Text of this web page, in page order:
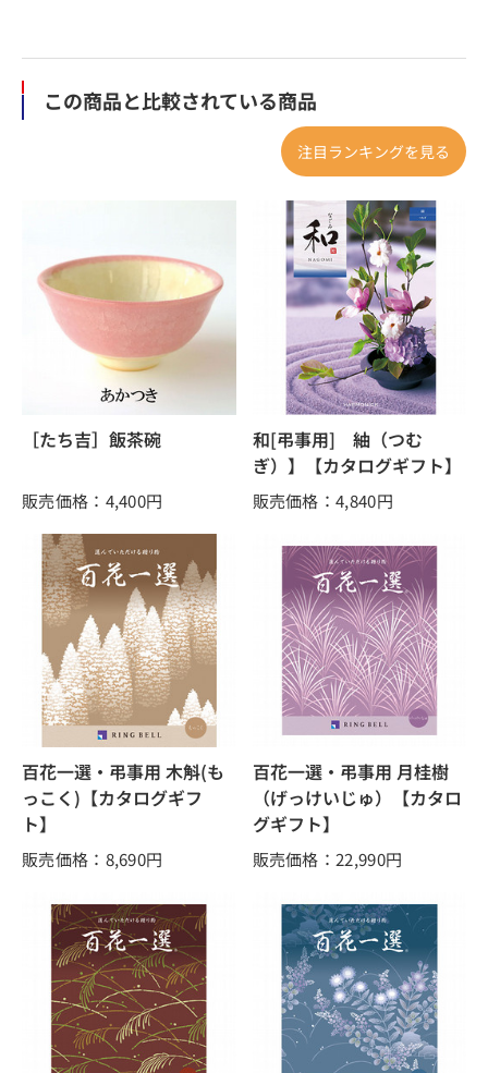
この商品と比較されている商品
注目ランキングを見る
［たち吉］飯茶碗
販売価格：4,400円
和[弔事用] 紬（つむ
ぎ）】【カタログギフト】
販売価格：4,840円
百花一選・弔事用 木斛(も
っこく)【カタログギフ
ト】
販売価格：8,690円
百花一選・弔事用 月桂樹
（げっけいじゅ）【カタロ
グギフト】
販売価格：22,990円